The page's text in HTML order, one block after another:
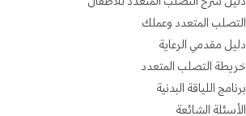
التصلب المتعدد وعملك
دليل مقدمي الرعاية
خريطة التصلب المتعدد
برنامج اللياقة البدنية
الأسئلة الشائعة